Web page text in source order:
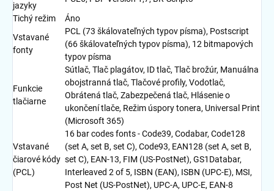
jazyky
Tichý režim
Áno
Vstavané
fonty
PCL (73 škálovateľných typov písma), Postscript
(66 škálovateľných typov písma), 12 bitmapových
typov písma
Funkcie
tlačiarne
Sútlač, Tlač plagátov, ID tlač, Tlač brožúr, Manuálna
obojstranná tlač, Tlačové profily, Vodotlač,
Obrátená tlač, Zabezpečená tlač, Hlásenie o
ukončení tlače, Režim úspory tonera, Universal Print
(Microsoft 365)
Vstavané
čiarové kódy
(PCL)
16 bar codes fonts - Code39, Codabar, Code128
(set A, set B, set C), Code93, EAN128 (set A, set B,
set C), EAN-13, FIM (US-PostNet), GS1Databar,
Interleaved 2 of 5, ISBN (EAN), ISBN (UPC-E), MSI,
Post Net (US-PostNet), UPC-A, UPC-E, EAN-8